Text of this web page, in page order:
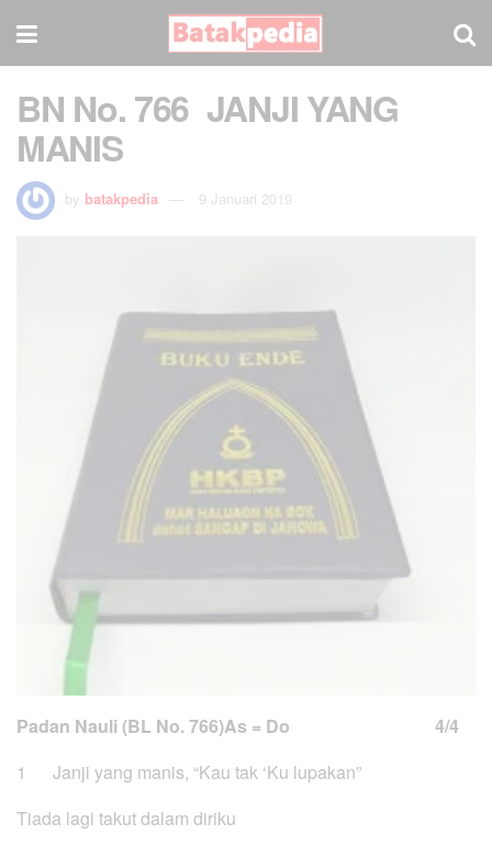
BN No. 766 JANJI YANG
MANIS
by batakpedia 9 Januari 2019
Padan Nauli (BL No. 766)As = Do 4/4
1 Janji yang manis, “Kau tak ‘Ku lupakan”
Tiada lagi takut dalam diriku